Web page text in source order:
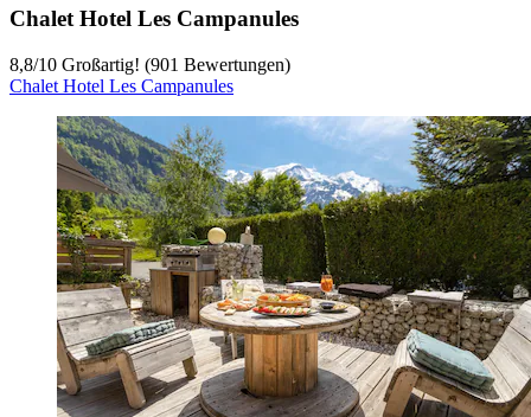
Chalet Hotel Les Campanules
8,8/10 Großartig! (901 Bewertungen)
Chalet Hotel Les Campanules